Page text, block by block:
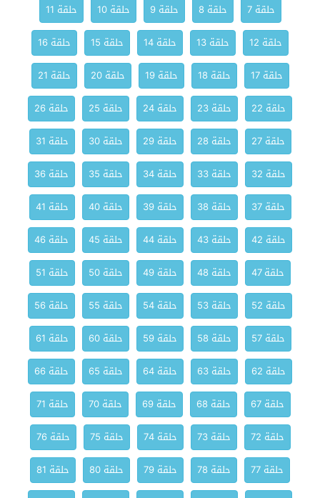
حلقة 7
حلقة 8 حلقة 9 حلقة 10
حلقة 11
حلقة 12
حلقة 13 حلقة 14 حلقة 15
حلقة 16
حلقة 17
حلقة 18 حلقة 19 حلقة 20
حلقة 21
حلقة 22
حلقة 23 حلقة 24 حلقة 25
حلقة 26
حلقة 27
حلقة 28 حلقة 29 حلقة 30
حلقة 31
حلقة 32
حلقة 33 حلقة 34 حلقة 35
حلقة 36
حلقة 37
حلقة 38 حلقة 39 حلقة 40
حلقة 41
حلقة 42
حلقة 43 حلقة 44 حلقة 45
حلقة 46
حلقة 47
حلقة 48 حلقة 49 حلقة 50
حلقة 51
حلقة 52
حلقة 53 حلقة 54 حلقة 55
حلقة 56
حلقة 57
حلقة 58 حلقة 59 حلقة 60
حلقة 61
حلقة 62
حلقة 63 حلقة 64 حلقة 65
حلقة 66
حلقة 67
حلقة 68 حلقة 69 حلقة 70
حلقة 71
حلقة 72
حلقة 73 حلقة 74 حلقة 75
حلقة 76
حلقة 77
حلقة 78 حلقة 79 حلقة 80
حلقة 81